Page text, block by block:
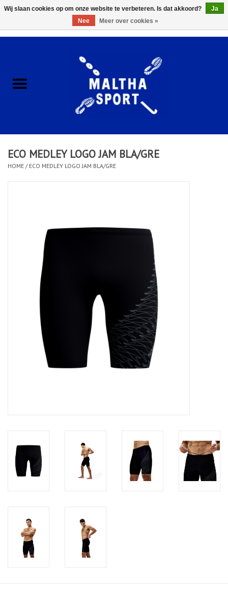
ACCESSOIRES/HARDWARE
KLEDING
CLUBSHOPS
ECO MEDLEY LOGO JAM BLA/GRE
HOME / ECO MEDLEY LOGO JAM BLA/GRE
Wij slaan cookies op om onze website te verbeteren. Is dat akkoord?
Ja
Nee
Meer over cookies »